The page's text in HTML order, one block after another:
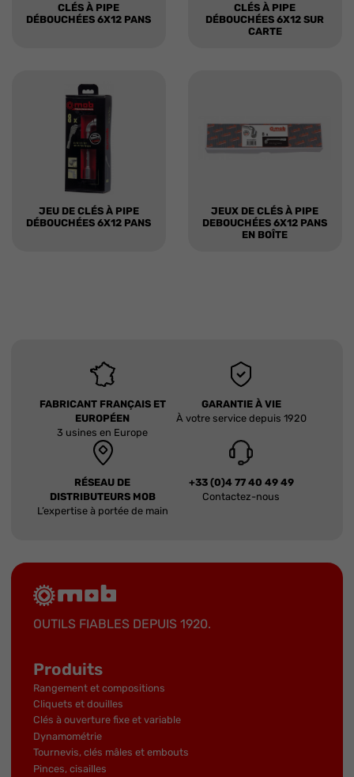
CLÉS À PIPE
DÉBOUCHÉES 6X12 PANS
CLÉS À PIPE
DÉBOUCHÉES 6X12 SUR
CARTE
JEU DE CLÉS À PIPE
DÉBOUCHÉES 6X12 PANS
JEUX DE CLÉS À PIPE
DEBOUCHÉES 6X12 PANS
EN BOÎTE
FABRICANT FRANÇAIS ET
EUROPÉEN
3 usines en Europe
GARANTIE À VIE
À votre service depuis 1920
RÉSEAU DE
DISTRIBUTEURS MOB
L’expertise à portée de main
+33 (0)4 77 40 49 49
Contactez-nous
OUTILS FIABLES DEPUIS 1920.
Produits
Rangement et compositions
Cliquets et douilles
Clés à ouverture fixe et variable
Dynamométrie
Tournevis, clés mâles et embouts
Pinces, cisailles